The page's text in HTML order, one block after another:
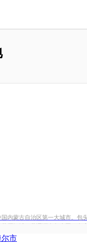
内蒙古自治区第一大城市。包
着包头钢铁稀土公司的建成与发
里又被称作草原钢城。城市街道